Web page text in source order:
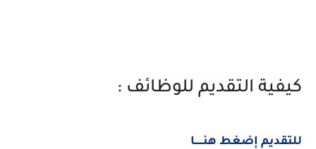
كيفية التقديم للوظائف :
للتقديم إضغط هنــــــا